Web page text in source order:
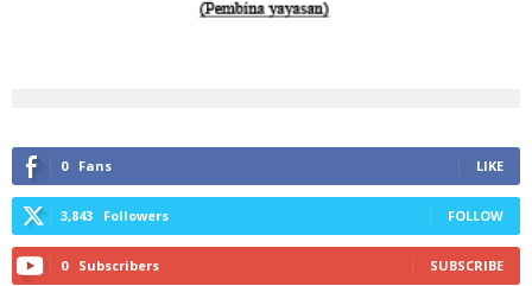
0 Fans LIKE
3,843 Followers FOLLOW
0 Subscribers SUBSCRIBE